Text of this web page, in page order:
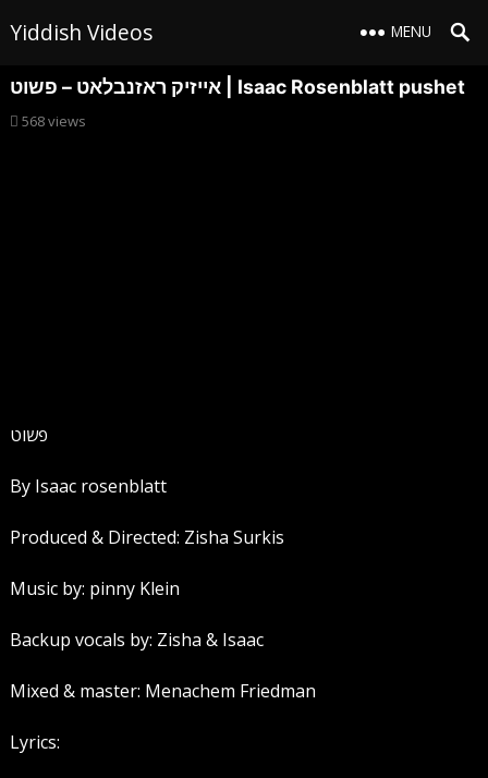
Yiddish Videos MENU
אייזיק ראזנבלאט – פשוט | Isaac Rosenblatt pushet
568views
פשוט
By Isaac rosenblatt
Produced & Directed: Zisha Surkis
Music by: pinny Klein
Backup vocals by: Zisha & Isaac
Mixed & master: Menachem Friedman
Lyrics: